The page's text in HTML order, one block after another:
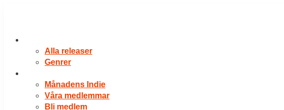
Alla releaser
Genrer
Månadens Indie
Våra medlemmar
Bli medlem